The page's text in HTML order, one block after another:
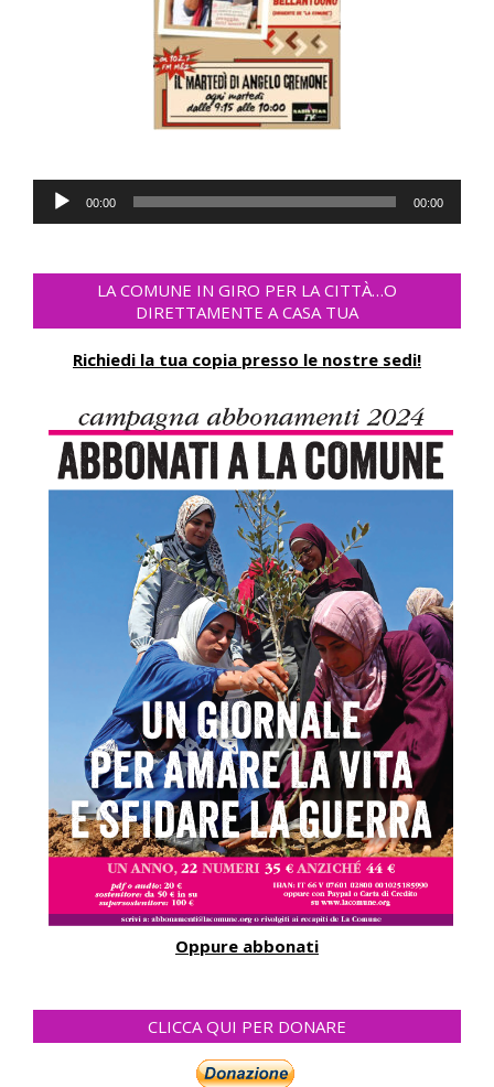
Audio
Player
00:00 00:00
LA COMUNE IN GIRO PER LA CITTÀ…O
DIRETTAMENTE A CASA TUA
Richiedi la tua copia presso le nostre sedi!
Oppure abbonati
CLICCA QUI PER DONARE